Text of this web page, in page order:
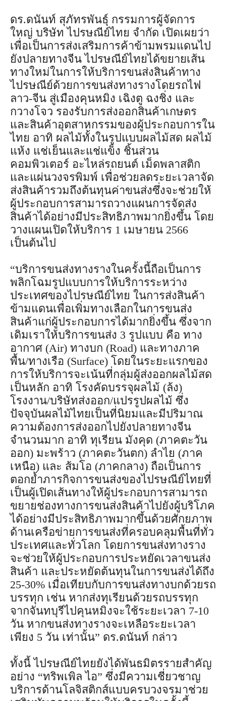
ดร.ดนันท์ สุภัทรพันธุ์ กรรมการผู้จัดการ
ใหญ่ บริษัท ไปรษณีย์ไทย จำกัด เปิดเผยว่า
เพื่อเป็นการส่งเสริมการค้าข้ามพรมแดนไป
ยังปลายทางจีน ไปรษณีย์ไทยได้ขยายเส้น
ทางใหม่ในการให้บริการขนส่งสินค้าทาง
ไปรษณีย์ด้วยการขนส่งทางรางโดยรถไฟ
ลาว-จีน สู่เมืองคุนหมิง เฉิงตู ฉงชิ่ง และ
กวางโจว รองรับการส่งออกสินค้าเกษตร
และสินค้าอุตสาหกรรมของผู้ประกอบการใน
ไทย อาทิ ผลไม้ทั้งในรูปแบบผลไม้สด ผลไม้
แห้ง แช่เย็นและแช่แข็ง ชิ้นส่วน
คอมพิวเตอร์ อะไหล่รถยนต์ เม็ดพลาสติก
และแผ่นวงจรพิมพ์ เพื่อช่วยลดระยะเวลาจัด
ส่งสินค้ารวมถึงต้นทุนค่าขนส่งซึ่งจะช่วยให้
ผู้ประกอบการสามารถวางแผนการจัดส่ง
สินค้าได้อย่างมีประสิทธิภาพมากยิ่งขึ้น โดย
วางแผนเปิดให้บริการ 1 เมษายน 2566
เป็นต้นไป
“บริการขนส่งทางรางในครั้งนี้ถือเป็นการ
พลิกโฉมรูปแบบการให้บริการระหว่าง
ประเทศของไปรษณีย์ไทย ในการส่งสินค้า
ข้ามแดนเพื่อเพิ่มทางเลือกในการขนส่ง
สินค้าแก่ผู้ประกอบการได้มากยิ่งขึ้น ซึ่งจาก
เดิมเราให้บริการขนส่ง 3 รูปแบบ คือ ทาง
อากาศ (Air) ทางบก (Road) และทางภาค
พื้น/ทางเรือ (Surface) โดยในระยะแรกของ
การให้บริการจะเน้นที่กลุ่มผู้ส่งออกผลไม้สด
เป็นหลัก อาทิ โรงคัดบรรจุผลไม้ (ล้ง)
โรงงาน/บริษัทส่งออก/แปรรูปผลไม้ ซึ่ง
ปัจจุบันผลไม้ไทยเป็นที่นิยมและมีปริมาณ
ความต้องการส่งออกไปยังปลายทางจีน
จำนวนมาก อาทิ ทุเรียน มังคุด (ภาคตะวัน
ออก) มะพร้าว (ภาคตะวันตก) ลำไย (ภาค
เหนือ) และ ส้มโอ (ภาคกลาง) ถือเป็นการ
ตอกย้ำภารกิจการขนส่งของไปรษณีย์ไทยที่
เป็นผู้เปิดเส้นทางให้ผู้ประกอบการสามารถ
ขยายช่องทางการขนส่งสินค้าไปยังผู้บริโภค
ได้อย่างมีประสิทธิภาพมากขึ้นด้วยศักยภาพ
ด้านเครือข่ายการขนส่งที่ครอบคลุมพื้นที่ทั่ว
ประเทศและทั่วโลก โดยการขนส่งทางราง
จะช่วยให้ผู้ประกอบการประหยัดเวลาขนส่ง
สินค้า และประหยัดต้นทุนในการขนส่งได้ถึง
25-30% เมื่อเทียบกับการขนส่งทางบกด้วยรถ
บรรทุก เช่น หากส่งทุเรียนด้วยรถบรรทุก
จากจันทบุรีไปคุนหมิงจะใช้ระยะเวลา 7-10
วัน หากขนส่งทางรางจะเหลือระยะเวลา
เพียง 5 วัน เท่านั้น” ดร.ดนันท์ กล่าว
ทั้งนี้ ไปรษณีย์ไทยยังได้พันธมิตรรายสำคัญ
อย่าง “ทริพเพิล ไอ” ซึ่งมีความเชี่ยวชาญ
บริการด้านโลจิสติกส์แบบครบวงจรมาช่วย